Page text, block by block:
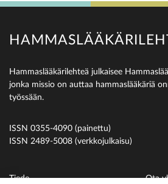
Hammaslääkärilehteä julkaisee
jonka missio on auttaa hammaslääkäriä
työssään.
ISSN 0355-4090 (painettu)
ISSN 2489-5008 (verkkojulkaisu)
Tiede Ota